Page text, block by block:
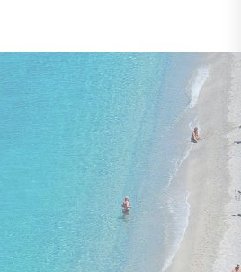
viesnīca
AT KOMMENO PENINSULA 5★